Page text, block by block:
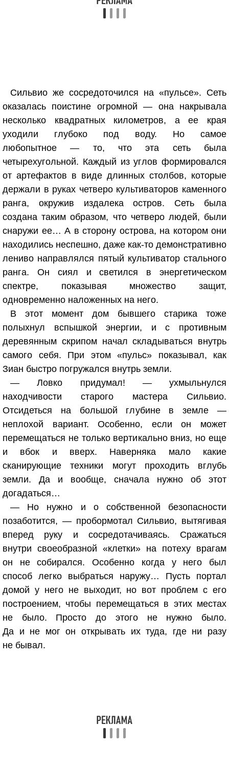
Сильвио же сосредоточился на «пульсе». Сеть
оказалась поистине огромной — она накрывала
несколько квадратных километров, а ее края
уходили глубоко под воду. Но самое
любопытное — то, что эта сеть была
четырехугольной. Каждый из углов формировался
от артефактов в виде длинных столбов, которые
держали в руках четверо культиваторов каменного
ранга, окружив издалека остров. Сеть была
создана таким образом, что четверо людей, были
снаружи ее… А в сторону острова, на котором они
находились неспешно, даже как-то демонстративно
лениво направлялся пятый культиватор стального
ранга. Он сиял и светился в энергетическом
спектре, показывая множество защит,
одновременно наложенных на него.
В этот момент дом бывшего старика тоже
полыхнул вспышкой энергии, и с противным
деревянным скрипом начал складываться внутрь
самого себя. При этом «пульс» показывал, как
Зиан быстро погружался внутрь земли.
— Ловко придумал! — ухмыльнулся
находчивости старого мастера Сильвио.
Отсидеться на большой глубине в земле —
неплохой вариант. Особенно, если он может
перемещаться не только вертикально вниз, но еще
и вбок и вверх. Наверняка мало какие
сканирующие техники могут проходить вглубь
земли. Да и вообще, сначала нужно об этот
догадаться…
— Но нужно и о собственной безопасности
позаботится, — пробормотал Сильвио, вытягивая
вперед руку и сосредотачиваясь. Сражаться
внутри своеобразной «клетки» на потеху врагам
он не собирался. Особенно когда у него был
способ легко выбраться наружу… Пусть портал
домой у него не выходит, но вот проблем с его
построением, чтобы перемещаться в этих местах
не было. Просто до этого не нужно было.
Да и не мог он открывать их туда, где ни разу
не бывал.